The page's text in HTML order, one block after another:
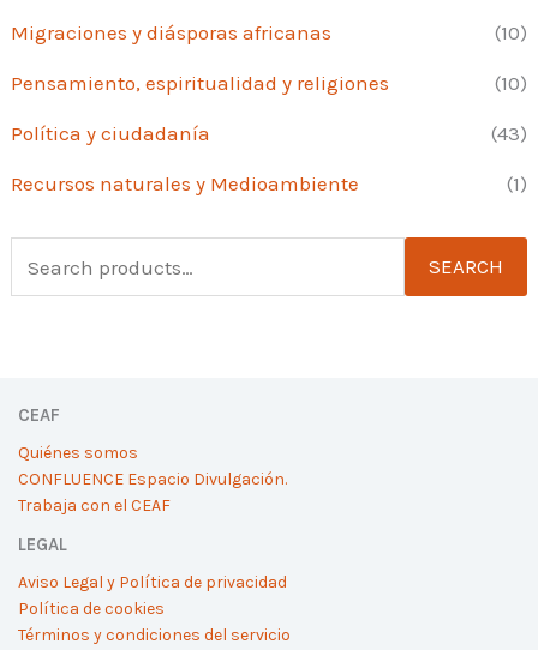
Migraciones y diásporas africanas (10)
Pensamiento, espiritualidad y religiones (10)
Política y ciudadanía (43)
Recursos naturales y Medioambiente (1)
e
c
h
o
SEARCH
CEAF
Quiénes somos
CONFLUENCE Espacio Divulgación.
Trabaja con el CEAF
LEGAL
Aviso Legal y Política de privacidad
Política de cookies
Términos y condiciones del servicio